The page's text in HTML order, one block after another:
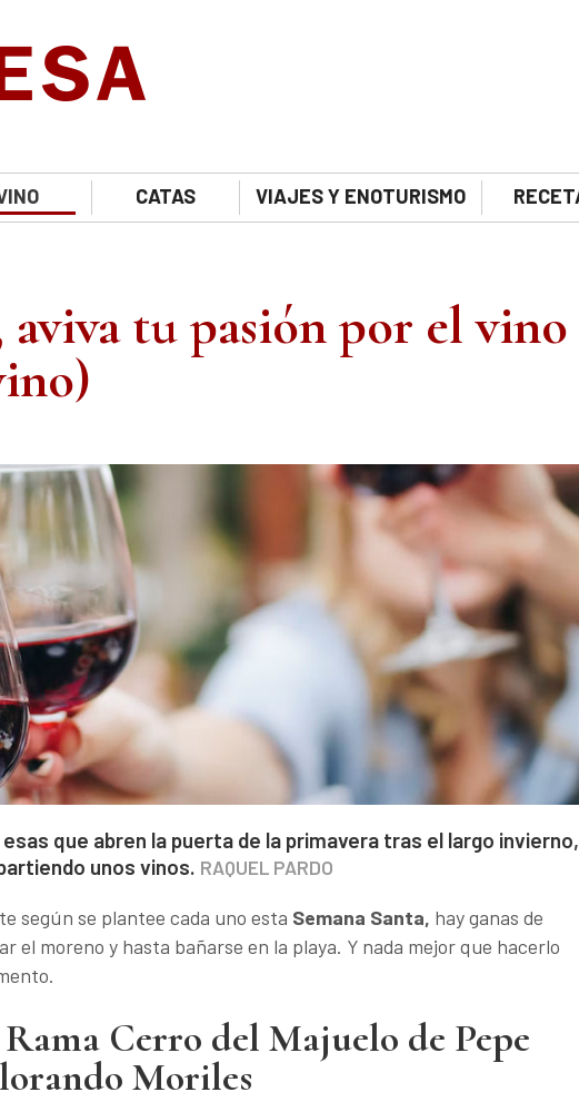
CATAS VIAJES Y ENOTURISMO
aviva tu pasión por el vino
que abren la puerta de la primavera tras el largo
unos vinos. RAQUEL PARDO
según se plantee cada uno esta Semana Santa, hay ganas de
moreno y hasta bañarse en la playa. Y nada mejor que hacerlo
Cerro del Majuelo de Pepe
Moriles